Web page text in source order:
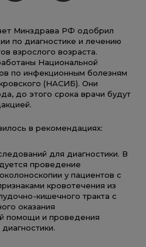
Минздрава РФ одобрил
по диагностике и лечению
взрослого возраста.
Национальной
по инфекционным болезням
(НАСИБ). Они
до этого срока врачи будут
в рекомендациях:
для диагностики. В
проведение
у пациентов с
кровотечения из
кишечного тракта с
оказания
помощи и проведения